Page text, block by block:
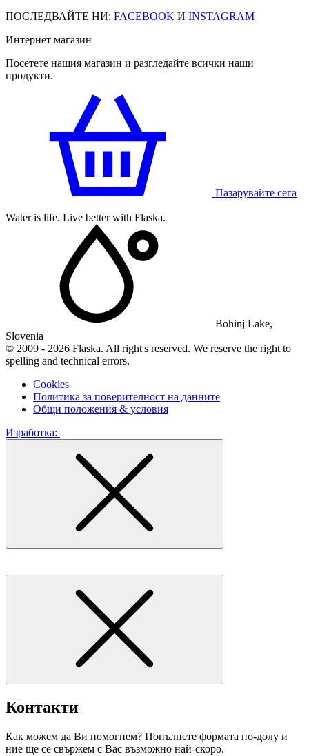
ПОСЛЕДВАЙТЕ НИ: FACEBOOK И INSTAGRAM
Интернет магазин
Посетете нашия магазин и разгледайте всички наши
продукти.
Пазарувайте сега
Water is life. Live better with Flaska.
Bohinj Lake,
Slovenia
© 2009 - 2026 Flaska. All right's reserved. We reserve the right to
spelling and technical errors.
Cookies
Политика за поверителност на данните
Общи положения & условия
Изработка:
Контакти
Как можем да Ви помогнем? Попълнете формата по-долу и
ние ще се свържем с Вас възможно най-скоро.